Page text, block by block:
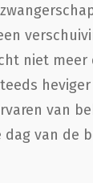
niet
van
van de